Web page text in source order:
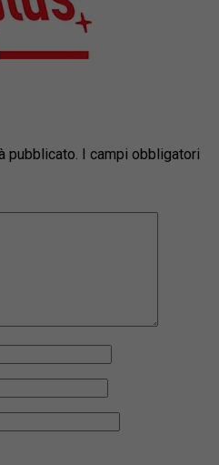
pubblicato. I campi obbligatori